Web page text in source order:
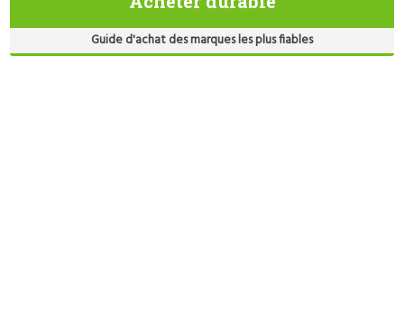
Guide d'achat des marques les plus fiables